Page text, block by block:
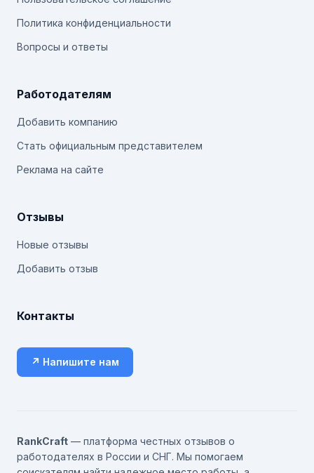
Политика конфиденциальности
Вопросы и ответы
Работодателям
Добавить компанию
Стать официальным представителем
Реклама на сайте
Отзывы
Новые отзывы
Добавить отзыв
Контакты
↗ Напишите нам
RankCraft — платформа честных отзывов о
работодателях в России и СНГ. Мы помогаем